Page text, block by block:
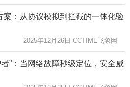
：从协议模拟到拦截的一体化验
2025年12月26日 CCTIME飞象网
”：当网络故障秒级定位，安全威